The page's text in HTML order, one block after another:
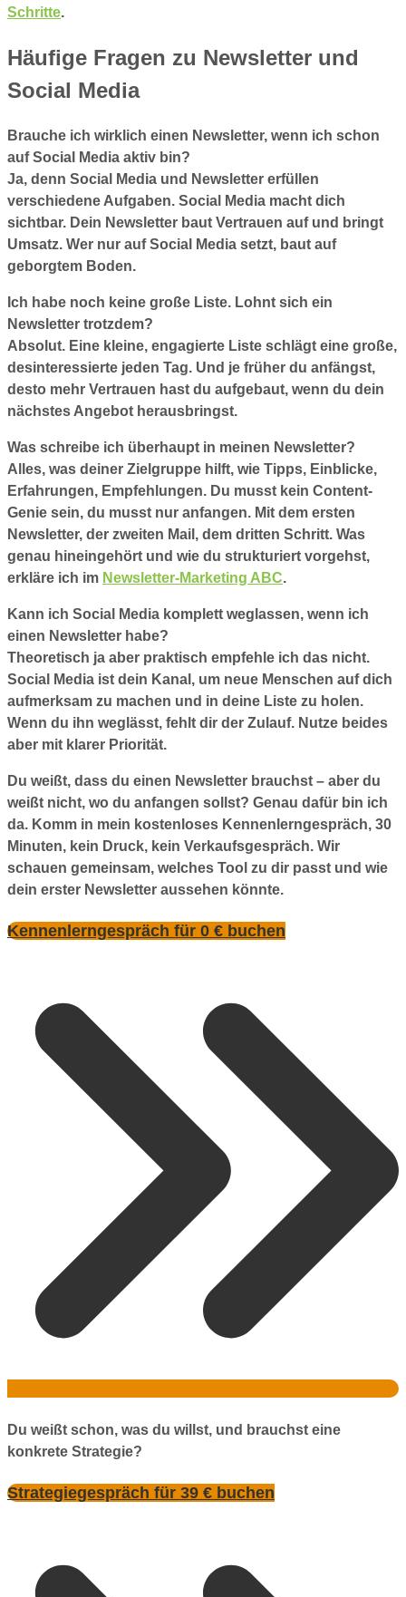
Schritte.
Häufige Fragen zu Newsletter und
Social Media
Brauche ich wirklich einen Newsletter, wenn ich schon
auf Social Media aktiv bin?
Ja, denn Social Media und Newsletter erfüllen
verschiedene Aufgaben. Social Media macht dich
sichtbar. Dein Newsletter baut Vertrauen auf und bringt
Umsatz. Wer nur auf Social Media setzt, baut auf
geborgtem Boden.
Ich habe noch keine große Liste. Lohnt sich ein
Newsletter trotzdem?
Absolut. Eine kleine, engagierte Liste schlägt eine große,
desinteressierte jeden Tag. Und je früher du anfängst,
desto mehr Vertrauen hast du aufgebaut, wenn du dein
nächstes Angebot herausbringst.
Was schreibe ich überhaupt in meinen Newsletter?
Alles, was deiner Zielgruppe hilft, wie Tipps, Einblicke,
Erfahrungen, Empfehlungen. Du musst kein Content-
Genie sein, du musst nur anfangen. Mit dem ersten
Newsletter, der zweiten Mail, dem dritten Schritt. Was
genau hineingehört und wie du strukturiert vorgehst,
erkläre ich im Newsletter-Marketing ABC.
Kann ich Social Media komplett weglassen, wenn ich
einen Newsletter habe?
Theoretisch ja aber praktisch empfehle ich das nicht.
Social Media ist dein Kanal, um neue Menschen auf dich
aufmerksam zu machen und in deine Liste zu holen.
Wenn du ihn weglässt, fehlt dir der Zulauf. Nutze beides
aber mit klarer Priorität.
Du weißt, dass du einen Newsletter brauchst – aber du
weißt nicht, wo du anfangen sollst? Genau dafür bin ich
da. Komm in mein kostenloses Kennenlerngespräch, 30
Minuten, kein Druck, kein Verkaufsgespräch. Wir
schauen gemeinsam, welches Tool zu dir passt und wie
dein erster Newsletter aussehen könnte.
Kennenlerngespräch für 0 € buchen
Du weißt schon, was du willst, und brauchst eine
konkrete Strategie?
Strategiegespräch für 39 € buchen